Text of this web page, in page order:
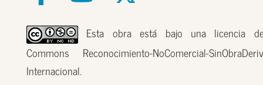
Esta obra está bajo una licencia
Commons Reconocimiento-NoComercial-
Internacional.